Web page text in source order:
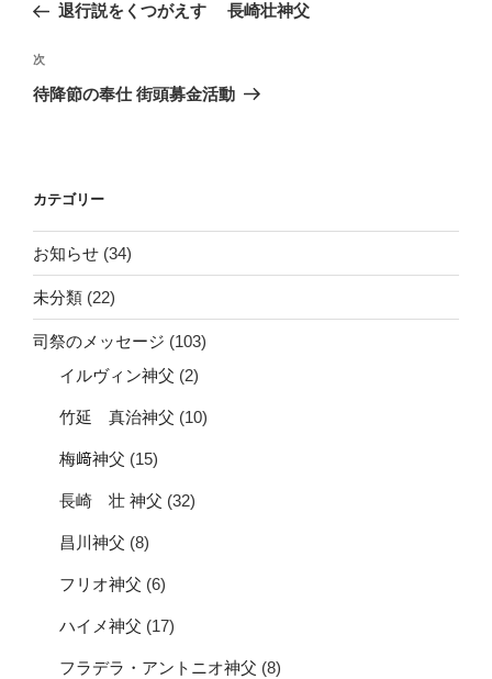
ナ
ビ
ゲ
ン
の
稿
退行説をくつがえす 長崎壮神父
次
の
次
待降節の奉仕 街頭募金活動
カテゴリー
お知らせ (34)
未分類 (22)
司祭のメッセージ (103)
イルヴィン神父 (2)
竹延 真治神父 (10)
梅﨑神父 (15)
長崎 壮 神父 (32)
昌川神父 (8)
フリオ神父 (6)
ハイメ神父 (17)
フラデラ・アントニオ神父 (8)